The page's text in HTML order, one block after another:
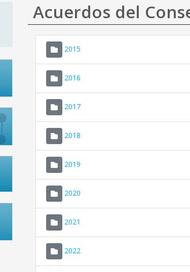
Acuerdos del
2015
2016
2017
2018
2019
2020
2021
2022